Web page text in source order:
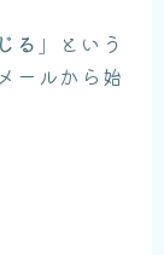
る 」という
ールから始